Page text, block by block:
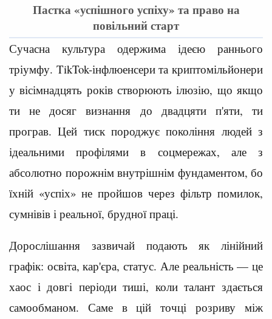
Пастка «успішного успіху» та право на
повільний старт
Сучасна культура одержима ідеєю раннього
тріумфу. TikTok-інфлюенсери та криптомільйонери
у вісімнадцять років створюють ілюзію, що якщо
ти не досяг визнання до двадцяти п'яти, ти
програв. Цей тиск породжує покоління людей з
ідеальними профілями в соцмережах, але з
абсолютно порожнім внутрішнім фундаментом, бо
їхній «успіх» не пройшов через фільтр помилок,
сумнівів і реальної, брудної праці.
Дорослішання зазвичай подають як лінійний
графік: освіта, кар'єра, статус. Але реальність — це
хаос і довгі періоди тиші, коли талант здається
самообманом. Саме в цій точці розриву між